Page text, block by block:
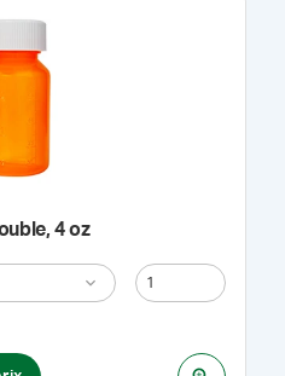
4 oz